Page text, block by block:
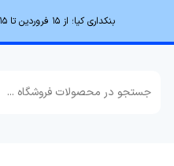
بنکداری کیا؛ از ۱۵ فروردین تا ۱۵ خرداد، خرید بالای 50میلیون تومان رایگان شد!